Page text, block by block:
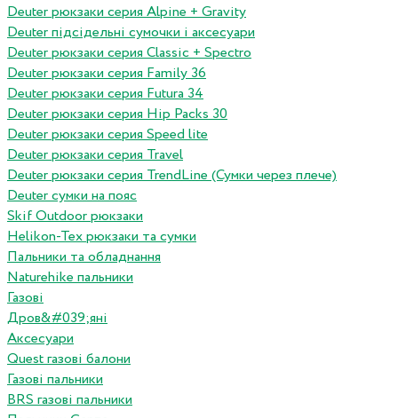
Deuter рюкзаки серия Alpine + Gravity
Deuter підсідельні сумочки і аксесуари
Deuter рюкзаки серия Classic + Spectro
Deuter рюкзаки серия Family 36
Deuter рюкзаки серия Futura 34
Deuter рюкзаки серия Hip Packs 30
Deuter рюкзаки серия Speed lite
Deuter рюкзаки серия Travel
Deuter рюкзаки серия TrendLine (Сумки через плече)
Deuter сумки на пояс
Skif Outdoor рюкзаки
Helikon-Tex рюкзаки та сумки
Пальники та обладнання
Naturehike пальники
Газові
Дров&#039;яні
Аксесуари
Quest газові балони
Газові пальники
BRS газові пальники